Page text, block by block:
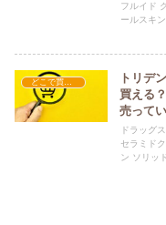
フルイド
ールスキ
どこで買える？-コスメ・美容品
トリデ
買える
売って
す。
ドラッグ
セラミド
ン ソリッ